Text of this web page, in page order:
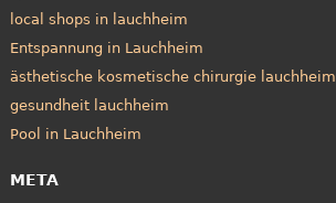
local shops in lauchheim
Entspannung in Lauchheim
ästhetische kosmetische chirurgie lauchheim
gesundheit lauchheim
Pool in Lauchheim
META